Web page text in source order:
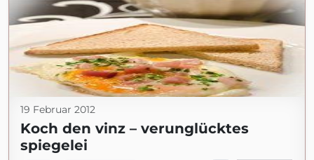
19 Februar 2012
Koch den vinz – verunglücktes
spiegelei